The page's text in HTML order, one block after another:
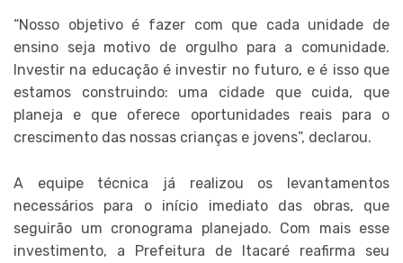
“Nosso objetivo é fazer com que cada unidade de
ensino seja motivo de orgulho para a comunidade.
Investir na educação é investir no futuro, e é isso que
estamos construindo: uma cidade que cuida, que
planeja e que oferece oportunidades reais para o
crescimento das nossas crianças e jovens”, declarou.
A equipe técnica já realizou os levantamentos
necessários para o início imediato das obras, que
seguirão um cronograma planejado. Com mais esse
investimento, a Prefeitura de Itacaré reafirma seu